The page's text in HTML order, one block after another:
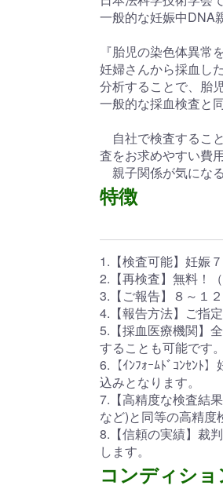
一般的な妊娠中DNA
『胎児の染色体異常
妊婦さんから採血し
分析することで、胎
一般的な採血検査と
自社で検査するこ
査をお求めやすい費
親子関係が気にな
特徴
1.【検査可能】妊娠
2.【再検査】無料！
3.【ご報告】８～１
4.【報告方法】ご指
5.【採血医療機関】
することも可能です
6.【ｲﾝﾌｫｰﾑﾄﾞｺﾝｾﾝﾄ
込みとなります。
7.【高精度な検査結
など)と同等の高精度
8.【信頼の実績】裁
します。
コンディショ